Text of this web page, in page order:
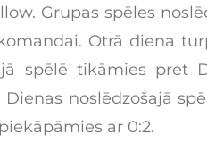
Grupas spēles
Otrā diena
spēlē tikāmies pret
Dienas noslēdzošajā
ar 0:2.